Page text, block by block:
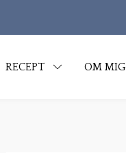
Skip
RECEPT OM MIG